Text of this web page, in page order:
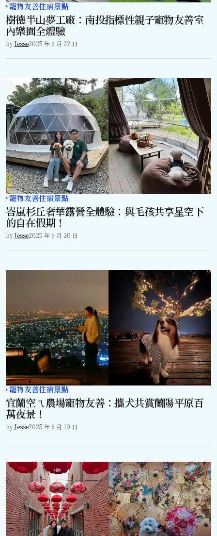
寵物友善住宿景點
樹德半山夢工廠：南投指標性親子寵物友善室
內樂園全體驗
byJesse2025 年 6 月 22 日
寵物友善住宿景點
峇嵐杉丘奢華露營全體驗：與毛孩共享星空下
的自在假期！
byJesse2025 年 6 月 20 日
寵物友善住宿景點
宜蘭空ㄟ農場寵物友善：攜犬共賞蘭陽平原百
萬夜景！
byJesse2025 年 6 月 10 日